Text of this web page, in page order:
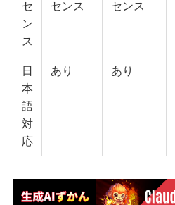
セ
ン
ス
センス センス
日
本
語
対
応
あり あり